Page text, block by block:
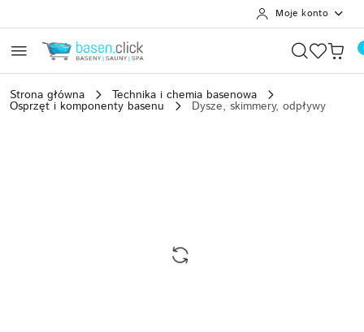
Moje konto
Strona główna Technika i chemia basenowa
Osprzęt i komponenty basenu Dysze, skimmery, odpływy